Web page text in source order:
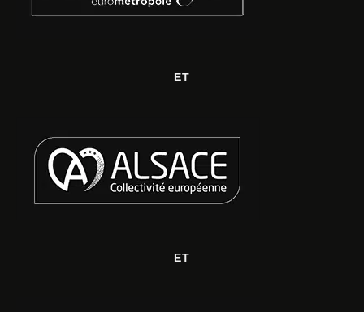
ET
ET